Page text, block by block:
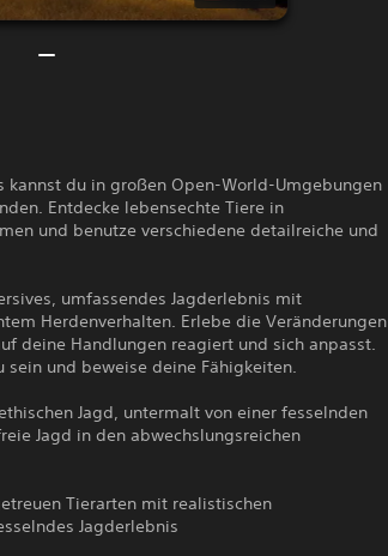
kannst du in großen Open-World-Umgebungen
Entdecke lebensechte Tiere in
und benutze verschiedene detailreiche und
umfassendes Jagderlebnis mit
Herdenverhalten. Erlebe die Veränderungen
deine Handlungen reagiert und sich anpasst.
sein und beweise deine Fähigkeiten.
Jagd, untermalt von einer fesselnden
Jagd in den abwechslungsreichen
Tierarten mit realistischen
Jagderlebnis